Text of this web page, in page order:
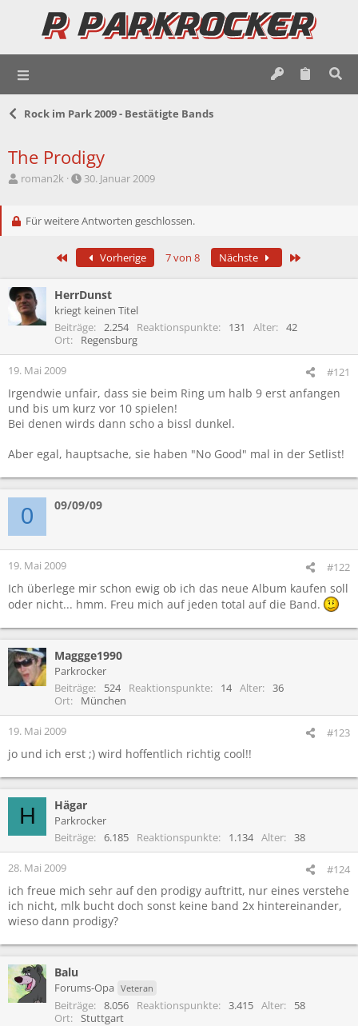
Rock im Park 2009 - Bestätigte Bands
The Prodigy
E
t
r
roman2k
E
t
l
l
a
m
30. Januar 2009
Für weitere Antworten geschlossen.
Erste Vorherige 7 von 8 Nächste
HerrDunst
kriegt keinen Titel
Beiträge
2.254 Reaktionspunkte 131 Alter
42
Ort
Regensburg
19. Mai 2009 #121
Irgendwie unfair, dass sie beim Ring um halb 9 erst anfangen
und bis um kurz vor 10 spielen!
Bei denen wirds dann scho a bissl dunkel.
Aber egal, hauptsache, sie haben "No Good" mal in der Setlist!
0 09/09/09
19. Mai 2009 #122
Ich überlege mir schon ewig ob ich das neue Album kaufen soll
oder nicht... hmm. Freu mich auf jeden total auf die Band.
Maggge1990
Parkrocker
Beiträge
524 Reaktionspunkte 14 Alter
36
Ort
München
19. Mai 2009 #123
jo und ich erst ;) wird hoffentlich richtig cool!!
H Hägar
Parkrocker
Beiträge
6.185 Reaktionspunkte 1.134 Alter 38
28. Mai 2009 #124
ich freue mich sehr auf den prodigy auftritt, nur eines verstehe
ich nicht, mlk bucht doch sonst keine band 2x hintereinander,
wieso dann prodigy?
Balu
Forums-Opa Veteran
Beiträge 8.056 Reaktionspunkte 3.415 Alter
58
Ort
Stuttgart